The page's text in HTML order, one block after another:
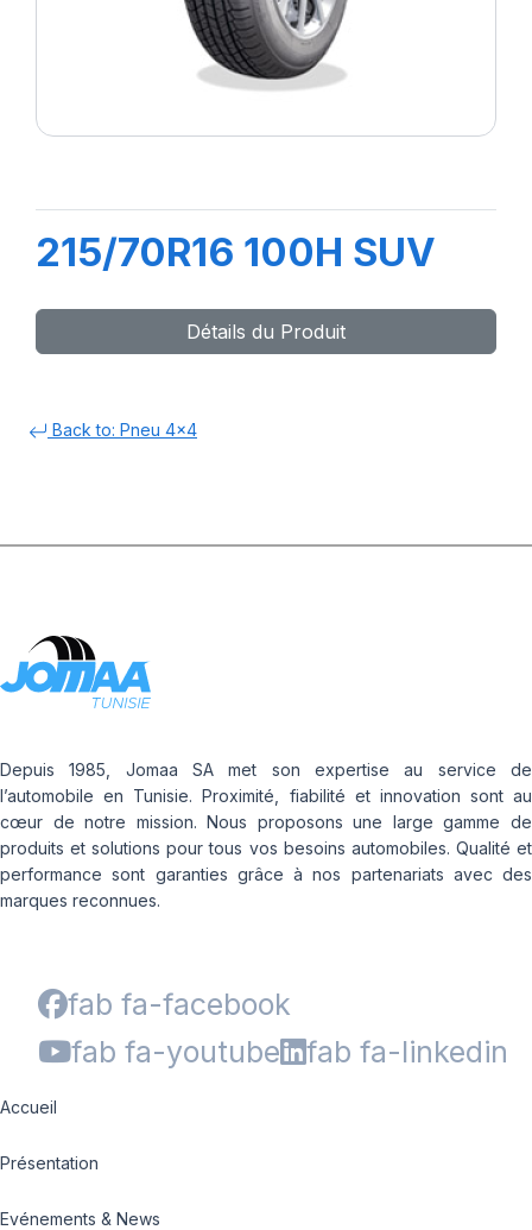
215/70R16 100H SUV
Détails du Produit
Back to: Pneu 4x4
Depuis 1985, Jomaa SA met son expertise au service de
l’automobile en Tunisie. Proximité, fiabilité et innovation sont au
cœur de notre mission. Nous proposons une large gamme de
produits et solutions pour tous vos besoins automobiles. Qualité et
performance sont garanties grâce à nos partenariats avec des
marques reconnues.
fab fa-facebook
fab fa-youtube
fab fa-linkedin
Accueil
Présentation
Evénements & News